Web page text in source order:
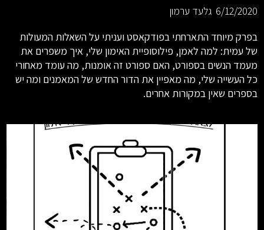
6/12/2020 גלעד ערמון
בפרק מיוחד התארחתי בפודקאסט ועניתי על השאלות המעולות
של עמית: למה לאמן, פילוסופיית האימון שלי, איך משפרים את
מעמד הנשים בספורט, האם ספורט זה אומנות, מה עומד מאחורי
כל העשייה שלי, מה מאפיין את הדור החדש של המאמנים ומה יש
בספרים שאין במקורות אחרים.